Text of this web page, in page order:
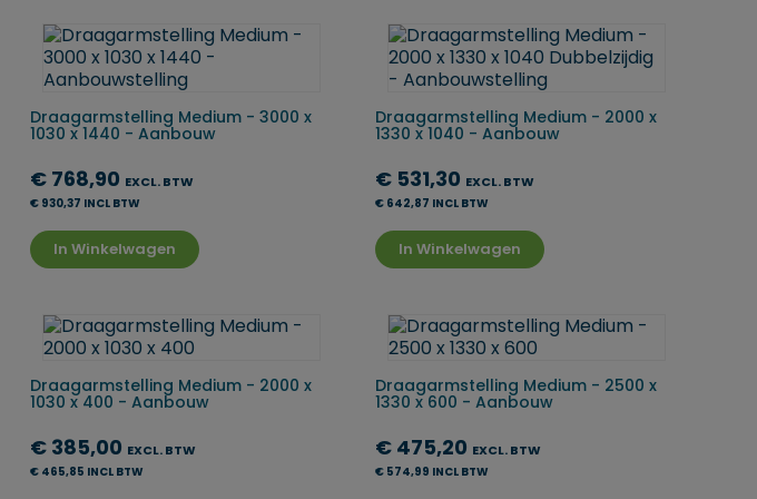
Draagarmstelling Medium - 3000 x
1030 x 1440 - Aanbouw
€ 768,90 EXCL. BTW
€ 930,37 INCL BTW
In Winkelwagen
Draagarmstelling Medium - 2000 x
1330 x 1040 - Aanbouw
€ 531,30 EXCL. BTW
€ 642,87 INCL BTW
In Winkelwagen
Draagarmstelling Medium - 2000 x
1030 x 400 - Aanbouw
€ 385,00 EXCL. BTW
€ 465,85 INCL BTW
Draagarmstelling Medium - 2500 x
1330 x 600 - Aanbouw
€ 475,20 EXCL. BTW
€ 574,99 INCL BTW